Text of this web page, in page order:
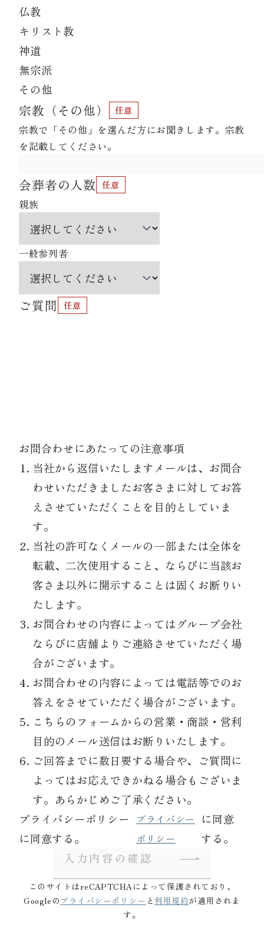
仏教
キリスト教
神道
無宗派
その他
宗教（その他）
宗教で「その他」を選んだ方にお聞きします。宗教
を記載してください。
会葬者の人数
親族
一般参列者
ご質問
お問合わせにあたっての注意事項
当社から返信いたしますメールは、お問合
わせいただきましたお客さまに対してお答
えさせていただくことを目的としていま
す。
当社の許可なくメールの一部または全体を
転載、二次使用すること、ならびに当該お
客さま以外に開示することは固くお断りい
たします。
お問合わせの内容によってはグループ会社
ならびに店舗よりご連絡させていただく場
合がございます。
お問合わせの内容によっては電話等でのお
答えをさせていただく場合がございます。
こちらのフォームからの営業・商談・営利
目的のメール送信はお断りいたします。
ご回答までに数日要する場合や、ご質問に
よってはお応えできかねる場合もございま
す。あらかじめご了承ください。
プライバシーポリシー
に同意する。
プライバシー
ポリシー
に同意
する。
入力内容の確認
このサイトはreCAPTCHAによって保護されており、
Googleの プライバシーポリシー と 利用規約が適用されま
す。